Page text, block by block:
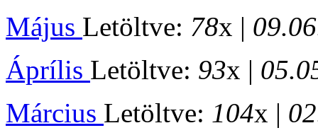
Május Letöltve: 78x |
Áprílis Letöltve: 93x |
Március Letöltve: 104x |